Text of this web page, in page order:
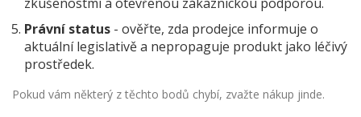
Právní status - ověřte, zda prodejce informuje o
aktuální legislativě a nepropaguje produkt jako léčivý
prostředek.
Pokud vám některý z těchto bodů chybí, zvažte nákup jinde.